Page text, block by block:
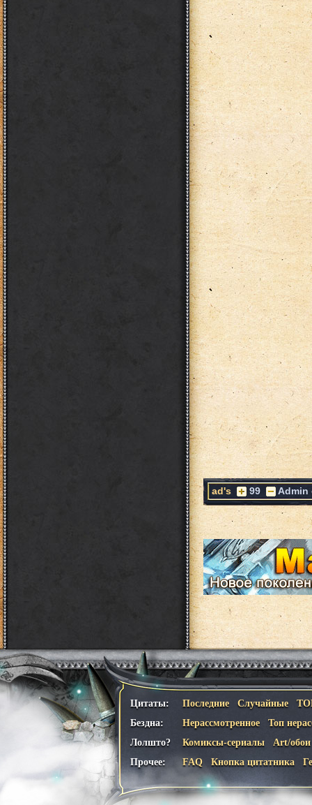
ad's 99 Admin
Цитаты: Последние Случайные
Бездна:
Нерассмотренное
Топ
Лолшто?
Комиксы-сериалы
Art/обои
Прочее:
FAQ Кнопка цитатника